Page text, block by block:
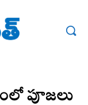
పూజలు